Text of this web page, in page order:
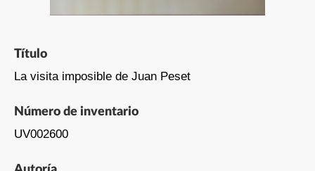
Título
La visita imposible de Juan Peset
Número de inventario
UV002600